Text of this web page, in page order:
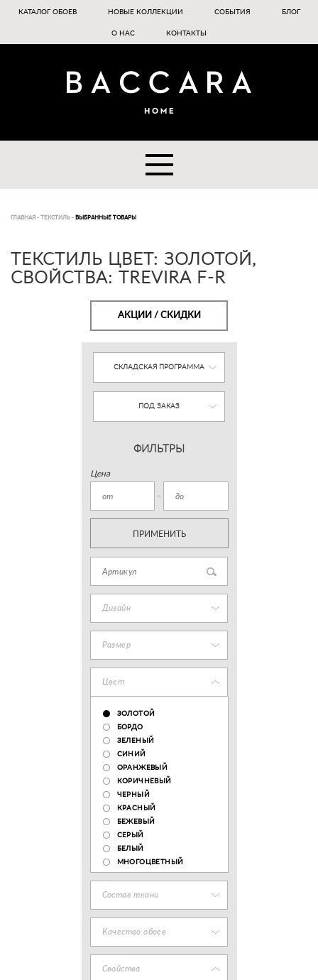
КАТАЛОГ ОБОЕВ НОВЫЕ КОЛЛЕКЦИИ СОБЫТИЯ БЛОГ
О НАС КОНТАКТЫ
ГЛАВНАЯ - ТЕКСТИЛЬ - ВЫБРАННЫЕ ТОВАРЫ
ТЕКСТИЛЬ ЦВЕТ: ЗОЛОТОЙ,
СВОЙСТВА: TREVIRA F-R
АКЦИИ / СКИДКИ
СКЛАДСКАЯ ПРОГРАММА
ПОД ЗАКАЗ
ФИЛЬТРЫ
Цена
ПРИМЕНИТЬ
Дизайн
Размер
Цвет
ЗОЛОТОЙ
БОРДО
ЗЕЛЕНЫЙ
СИНИЙ
ОРАНЖЕВЫЙ
КОРИЧНЕВЫЙ
ЧЕРНЫЙ
КРАСНЫЙ
БЕЖЕВЫЙ
СЕРЫЙ
БЕЛЫЙ
МНОГОЦВЕТНЫЙ
Состав ткани
Качество обоев
Свойства